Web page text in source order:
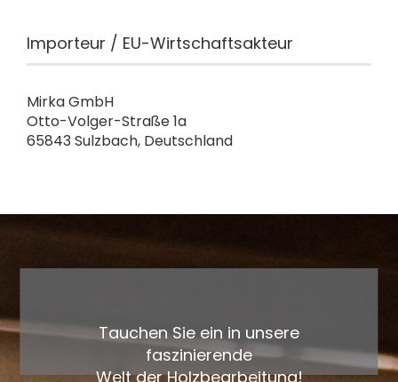
Importeur / EU-Wirtschaftsakteur
Mirka GmbH
Otto-Volger-Straße 1a
65843 Sulzbach, Deutschland
Tauchen Sie ein in unsere
faszinierende
Welt der Holzbearbeitung!